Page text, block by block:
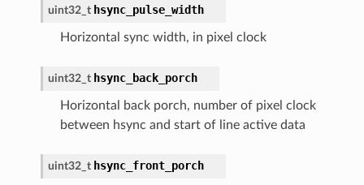
uint32_t hsync_pulse_width
Horizontal sync width, in pixel clock
uint32_t hsync_back_porch
Horizontal back porch, number of pixel clock
between hsync and start of line active data
uint32_t hsync_front_porch